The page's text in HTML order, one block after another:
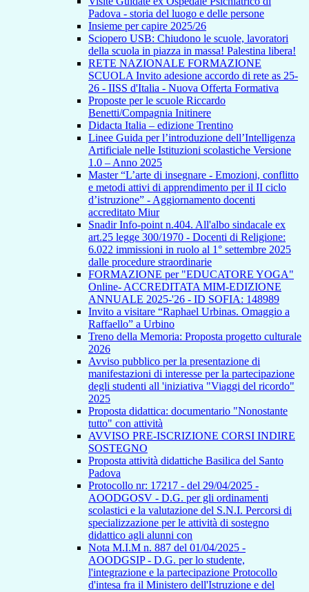
Padova - storia del luogo e delle persone
Insieme per capire 2025/26
Sciopero USB: Chiudono le scuole, lavoratori
della scuola in piazza in massa! Palestina libera!
RETE NAZIONALE FORMAZIONE
SCUOLA Invito adesione accordo di rete as 25-
26 - IISS d'Italia - Nuova Offerta Formativa
Proposte per le scuole Riccardo
Benetti/Compagnia Initinere
Didacta Italia – edizione Trentino
Linee Guida per l’introduzione dell’Intelligenza
Artificiale nelle Istituzioni scolastiche Versione
1.0 – Anno 2025
Master “L’arte di insegnare - Emozioni, conflitto
e metodi attivi di apprendimento per il II ciclo
d’istruzione” - Aggiornamento docenti
accreditato Miur
Snadir Info-point n.404. All'albo sindacale ex
art.25 legge 300/1970 - Docenti di Religione:
6.022 immissioni in ruolo al 1° settembre 2025
dalle procedure straordinarie
FORMAZIONE per "EDUCATORE YOGA"
Online- ACCREDITATA MIM-EDIZIONE
ANNUALE 2025-'26 - ID SOFIA: 148989
Invito a visitare “Raphael Urbinas. Omaggio a
Raffaello” a Urbino
Treno della Memoria: Proposta progetto culturale
2026
Avviso pubblico per la presentazione di
manifestazioni di interesse per la partecipazione
degli studenti all 'iniziativa "Viaggi del ricordo"
2025
Proposta didattica: documentario "Nonostante
tutto" con attività
AVVISO PRE-ISCRIZIONE CORSI INDIRE
SOSTEGNO
Proposta attività didattiche Basilica del Santo
Padova
Protocollo nr: 17217 - del 29/04/2025 -
AOODGOSV - D.G. per gli ordinamenti
scolastici e la valutazione del S.N.I. Percorsi di
specializzazione per le attività di sostegno
didattico agli alunni con
Nota M.I.M n. 887 del 01/04/2025 -
AOODGSIP - D.G. per lo studente,
l'integrazione e la partecipazione Protocollo
d'intesa fra il Ministero dell'Istruzione e del